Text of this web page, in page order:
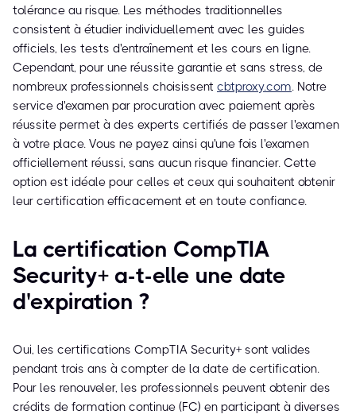
tolérance au risque. Les méthodes traditionnelles
consistent à étudier individuellement avec les guides
officiels, les tests d'entraînement et les cours en ligne.
Cependant, pour une réussite garantie et sans stress, de
nombreux professionnels choisissent cbtproxy.com. Notre
service d'examen par procuration avec paiement après
réussite permet à des experts certifiés de passer l'examen
à votre place. Vous ne payez ainsi qu'une fois l'examen
officiellement réussi, sans aucun risque financier. Cette
option est idéale pour celles et ceux qui souhaitent obtenir
leur certification efficacement et en toute confiance.
La certification CompTIA
Security+ a-t-elle une date
d'expiration ?
Oui, les certifications CompTIA Security+ sont valides
pendant trois ans à compter de la date de certification.
Pour les renouveler, les professionnels peuvent obtenir des
crédits de formation continue (FC) en participant à diverses